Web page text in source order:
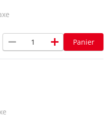
remove add Panier